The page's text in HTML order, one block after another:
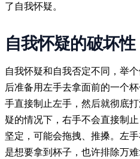
了自我怀疑。
自我怀疑的破坏性
自我怀疑和自我否定不同，举
后准备用左手去拿面前的一个
手直接制止左手，然后就彻底
疑的情况下，右手不会直接制
坚定，可能会拖拽、推搡。左
是想要拿到杯子，也许排除万